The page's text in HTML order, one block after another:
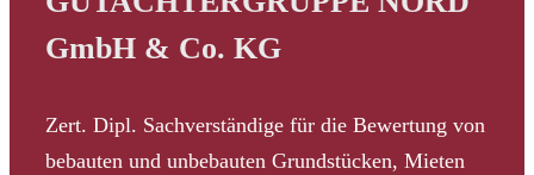
GmbH & Co. KG
Zert. Dipl. Sachverständige für die Bewertung von
bebauten und unbebauten Grundstücken, Mieten